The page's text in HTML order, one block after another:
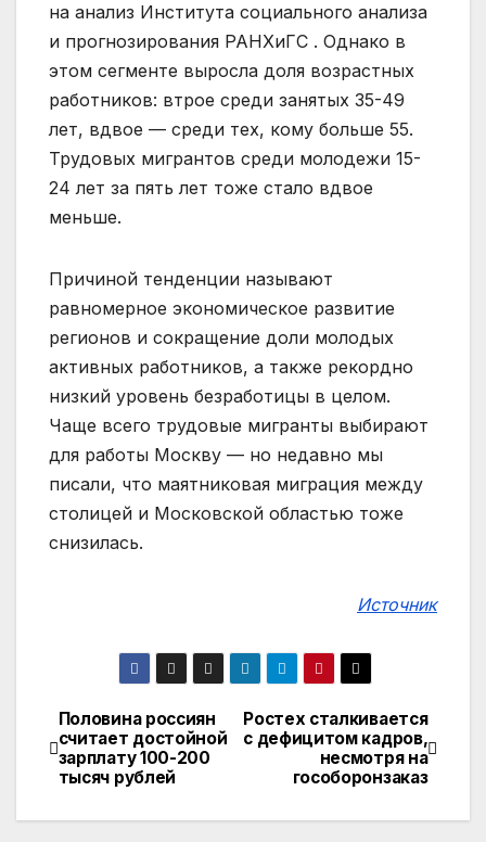
на анализ Института социального анализа
и прогнозирования РАНХиГС . Однако в
этом сегменте выросла доля возрастных
работников: втрое среди занятых 35-49
лет, вдвое — среди тех, кому больше 55.
Трудовых мигрантов среди молодежи 15-
24 лет за пять лет тоже стало вдвое
меньше.
Причиной тенденции называют
равномерное экономическое развитие
регионов и сокращение доли молодых
активных работников, а также рекордно
низкий уровень безработицы в целом.
Чаще всего трудовые мигранты выбирают
для работы Москву — но недавно мы
писали, что маятниковая миграция между
столицей и Московской областью тоже
снизилась.
Источник
Навигация
по
записям
Ростех сталкивается
с дефицитом кадров,
несмотря на
гособоронзаказ
Половина россиян
считает достойной
зарплату 100-200
тысяч рублей